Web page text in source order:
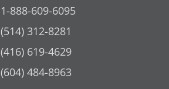
1-888-609-6095
(514) 312-8281
(416) 619-4629
(604) 484-8963